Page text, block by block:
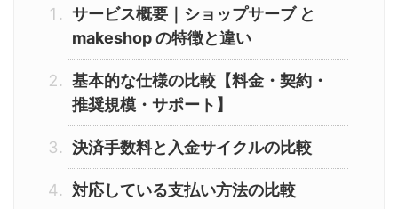
サービス概要｜ショップサーブ と
makeshop の特徴と違い
基本的な仕様の比較【料金・契約・
推奨規模・サポート】
決済手数料と入金サイクルの比較
対応している支払い方法の比較